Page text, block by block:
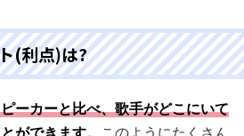
(利点)は?
ーカーと比べ、歌手がどこにいて